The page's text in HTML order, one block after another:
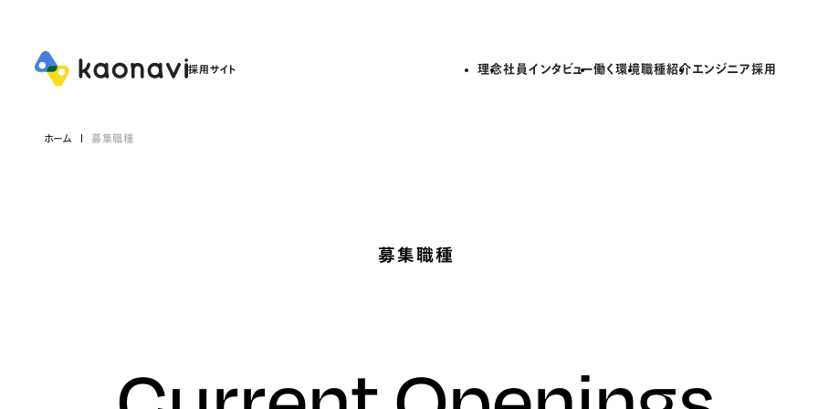
理念社員インタビュー働く環境職種紹介エンジニア採用
ホーム 募集職種
募集職種